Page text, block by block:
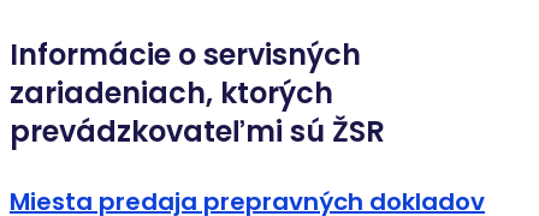
Informácie o servisných
zariadeniach, ktorých
prevádzkovateľmi sú ŽSR
Miesta predaja prepravných dokladov